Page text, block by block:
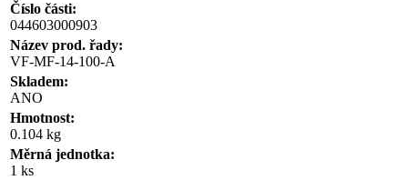
Číslo části:
044603000903
Název prod. řady:
VF-MF-14-100-A
Skladem:
ANO
Hmotnost:
0.104 kg
Měrná jednotka:
1 ks